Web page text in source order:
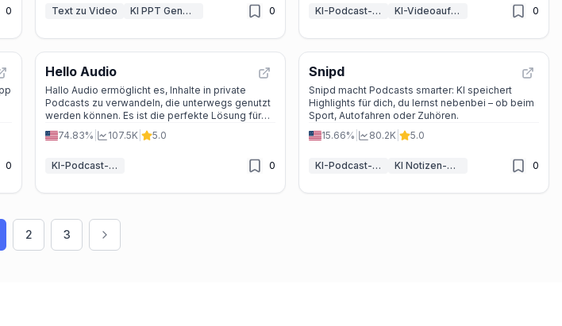
0 Text zu Video KI PPT Generator 0 KI-Podcast-Assistent KI-Videoaufnahme 0
0
Hello Audio
Hallo Audio ermöglicht es, Inhalte in private
Podcasts zu verwandeln, die unterwegs genutzt
werden können. Es ist die perfekte Lösung für
Kurs-Ersteller, Coaches und alle, die ihr Content-
Erlebnis upgraden möchten.
74.83% 107.5K 5.0
KI-Podcast-Assistent 0
Snipd
Snipd macht Podcasts smarter: KI speichert
Highlights für dich, du lernst nebenbei – ob beim
Sport, Autofahren oder Zuhören.
15.66%
80.2K 5.0
KI-Podcast-Assistent KI Notizen-Generator 0
2 3